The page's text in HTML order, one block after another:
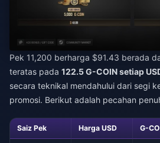
Pek 11,200 berharga $91.43 berada
teratas pada 122.5 G-COIN setiap
secara teknikal mendahului dari segi
promosi. Berikut adalah pecahan
Saiz Pek Harga USD G-